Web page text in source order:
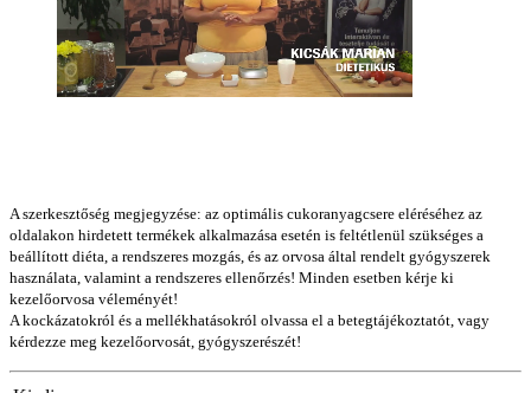
A szerkesztőség megjegyzése: az optimális cukoranyagcsere eléréséhez az
oldalakon hirdetett termékek alkalmazása esetén is feltétlenül szükséges a
beállított diéta, a rendszeres mozgás, és az orvosa által rendelt gyógyszerek
használata, valamint a rendszeres ellenőrzés! Minden esetben kérje ki
kezelőorvosa véleményét!
A kockázatokról és a mellékhatásokról olvassa el a betegtájékoztatót, vagy
kérdezze meg kezelőorvosát, gyógyszerészét!